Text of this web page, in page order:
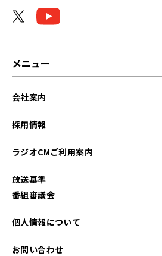
2025年7月
メニュー
会社案内
採用情報
ラジオCMご利用案内
放送基準
番組審議会
個人情報について
お問い合わせ